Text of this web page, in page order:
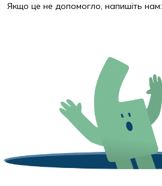
Якщо це не допомогло, напишіть нам: